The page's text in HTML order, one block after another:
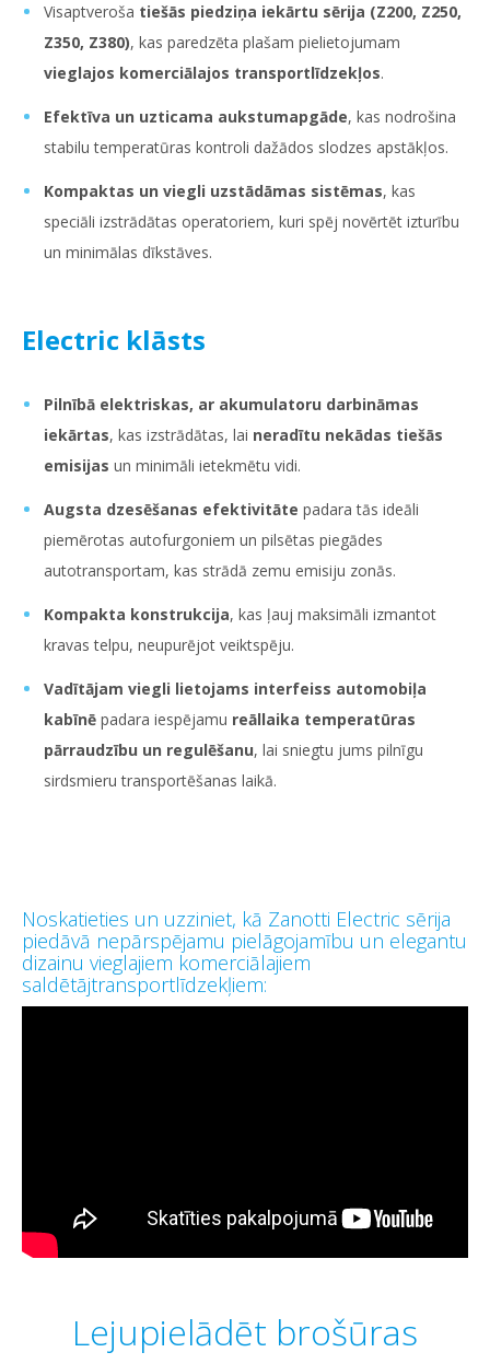
Visaptveroša tiešās piedziņa iekārtu sērija (Z200, Z250,
Z350, Z380), kas paredzēta plašam pielietojumam
vieglajos komerciālajos transportlīdzekļos.
Efektīva un uzticama aukstumapgāde, kas nodrošina
stabilu temperatūras kontroli dažādos slodzes apstākļos.
Kompaktas un viegli uzstādāmas sistēmas, kas
speciāli izstrādātas operatoriem, kuri spēj novērtēt izturību
un minimālas dīkstāves.
Electric klāsts
Pilnībā elektriskas, ar akumulatoru darbināmas
iekārtas, kas izstrādātas, lai neradītu nekādas tiešās
emisijas un minimāli ietekmētu vidi.
Augsta dzesēšanas efektivitāte padara tās ideāli
piemērotas autofurgoniem un pilsētas piegādes
autotransportam, kas strādā zemu emisiju zonās.
Kompakta konstrukcija, kas ļauj maksimāli izmantot
kravas telpu, neupurējot veiktspēju.
Vadītājam viegli lietojams interfeiss automobiļa
kabīnē padara iespējamu reāllaika temperatūras
pārraudzību un regulēšanu, lai sniegtu jums pilnīgu
sirdsmieru transportēšanas laikā.
Noskatieties un uzziniet, kā Zanotti Electric sērija
piedāvā nepārspējamu pielāgojamību un elegantu
dizainu vieglajiem komerciālajiem
saldētājtransportlīdzekļiem:
Lejupielādēt brošūras